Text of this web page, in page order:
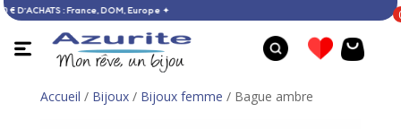
60 € D’ACHATS : France, DOM, Europe ✦
Accueil / Bijoux/ Bijoux femme / Bague ambre